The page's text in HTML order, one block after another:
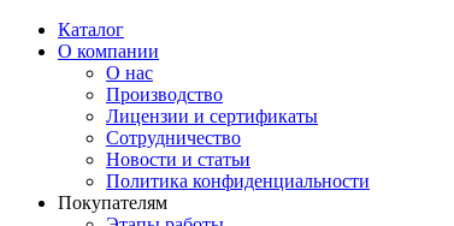
Каталог
О компании
О нас
Производство
Лицензии и сертификаты
Сотрудничество
Новости и статьи
Политика конфиденциальности
Покупателям